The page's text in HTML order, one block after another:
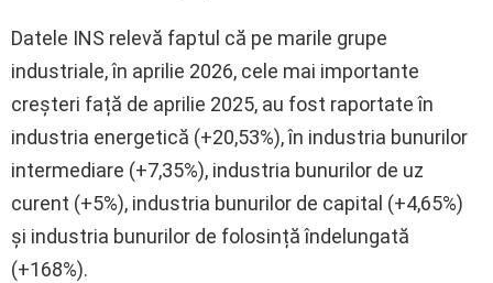
Datele INS relevă faptul că pe marile grupe
industriale, în aprilie 2026, cele mai importante
creșteri față de aprilie 2025, au fost raportate în
industria energetică (+20,53%), în industria bunurilor
intermediare (+7,35%), industria bunurilor de uz
curent (+5%), industria bunurilor de capital (+4,65%)
și industria bunurilor de folosință îndelungată
(+168%).